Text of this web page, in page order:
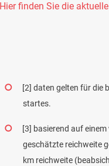
Hier finden Sie die
[2] daten gelten für die
startes.
[3] basierend auf
geschätzte reichweite
km reichweite